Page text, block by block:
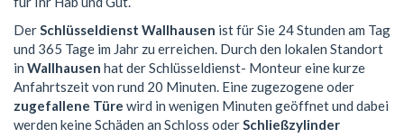
DerSchlüsseldienst Wallhausen ist für Sie 24 Stunden am Tag
und 365 Tage im Jahr zu erreichen. Durch den lokalen Standort
in Wallhausen hat der Schlüsseldienst- Monteur eine kurze
Anfahrtszeit von rund 20 Minuten. Eine zugezogene oder
zugefallene Türe wird in wenigen Minuten geöffnet und dabei
werden keine Schäden an Schloss oderSchließzylinder